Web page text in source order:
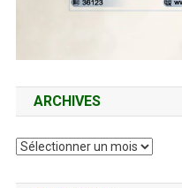
ARCHIVES
Archives